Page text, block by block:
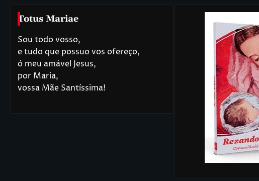
Totus Mariae
Sou todo vosso,
e tudo que possuo vos ofereço,
ó meu amável Jesus,
por Maria,
vossa Mãe Santíssima!